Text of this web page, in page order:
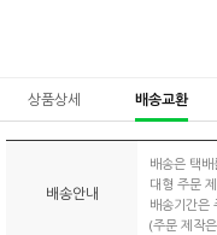
상품상세 배송교환
배송안내
배송은 택
대형 주문
배송기간은
(주문 제작